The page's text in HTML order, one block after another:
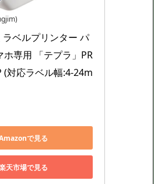
ラベルプリンター パ
ホ専用 「テプラ」PR
(対応ラベル幅:4-24m
で見る
天市場で見る